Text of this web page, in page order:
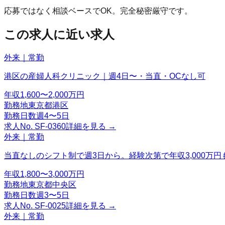
応募ではなく相談ベースでOK。完全秘密厳守です。
この求人に近い求人
外来｜常勤
港区の産婦人科クリニック｜週4日〜・当直・OCなし可
年収1,600〜2,000万円
勤務地東京都港区
勤務日数週4〜5日
求人No. SF-0360詳細を見る →
外来｜常勤
当直なしのシフト制で週3日から。経験次第で年収3,000万円
年収1,800〜3,000万円
勤務地東京都中央区
勤務日数週3〜5日
求人No. SF-0025詳細を見る →
外来｜常勤